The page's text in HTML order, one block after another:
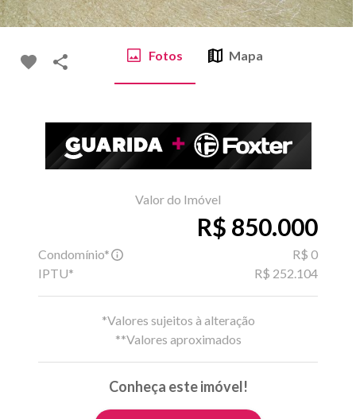
Fotos Mapa
Valor do Imóvel
R$ 850.000
Condomínio*
R$ 0
IPTU*
R$ 252.104
*Valores sujeitos à alteração
**Valores aproximados
Conheça este imóvel!